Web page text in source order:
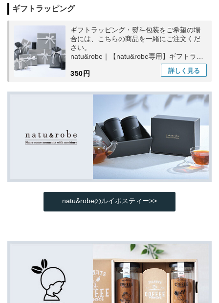
ギフトラッピング
ギフトラッピング・熨斗包装をご希望の場
合には、こちらの商品を一緒にご注文くだ
さい。
natu&robe｜【natu&robe専用】ギフトラッ
350円
詳しく 見る
natu&robeのルイボスティー>>